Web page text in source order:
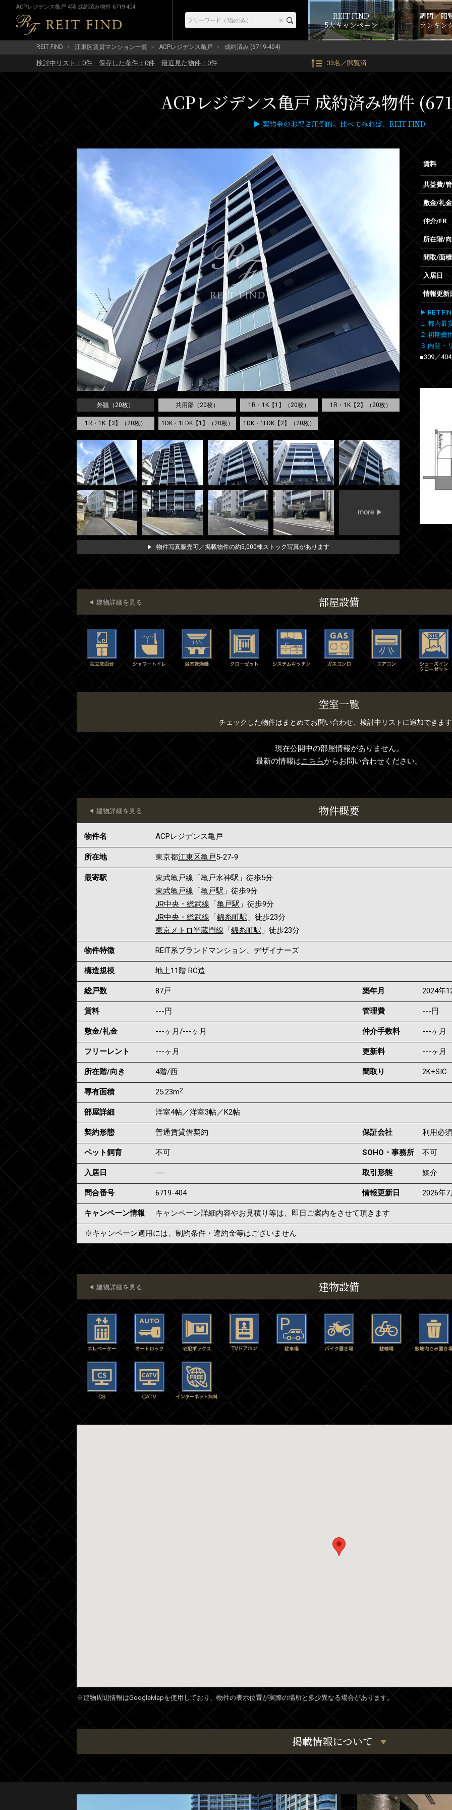
ACPレジデンス亀戸 4階 成約済み物件 6719-404
REIT FIND
5大キャンペーン
週間／閲
ランキン
REIT FIND 江東区賃貸マンション一覧 ACPレジデンス亀戸 成約済み (6719-404)
検討中リスト： 0件 保存した条件： 0件 最近見た物件： 0件 33名／閲覧済
ACPレジデンス亀戸 成約済み物件
▶ 契約金のお得さ圧倒的。比べてみれば、REIT FIND
外観（20枚） 共用部（20枚） 1R・1K【1】（20枚） 1R・1K【2】（20枚）
1R・1K【3】（20枚） 1DK・1LDK【1】（20枚） 1DK・1LDK【2】（20枚）
物件写真販売可／掲載物件の約5,000棟ストック写真があります
賃料
共益費/
敷金/礼金
仲介/FR
所在階/
間取/面積
入居日
情報更新
▶ REIT
１.都内最
２.初期費
３.内覧・
■309／
部屋設備
建物詳細を見る
空室一覧
チェックした物件はまとめてお問い合わせ、検討中リストに追加できま
現在公開中の部屋情報がありません。
最新の情報はこちらからお問い合わせください。
物件概要
建物詳細を見る
物件名 ACPレジデンス亀戸
所在地 東京都江東区亀戸5-27-9
最寄駅 東武亀戸線 「亀戸水神駅 」徒歩5分
東武亀戸線 「亀戸駅 」徒歩9分
JR中央・総武線 「亀戸駅 」徒歩9分
JR中央・総武線 「錦糸町駅 」徒歩23分
東京メトロ半蔵門線 「錦糸町駅 」徒歩23分
物件特徴 REIT系ブランドマンション、デザイナーズ
構造規模 地上11階 RC造
総戸数 87戸 築年月 2024年
賃料 ---円 管理費 ---円
敷金/礼金 ---ヶ月/---ヶ月 仲介手数料 ---ヶ月
フリーレント ---ヶ月 更新料 ---ヶ月
所在階/向き 4階/西 間取り 2K+SIC
専有面積 25.23m2
部屋詳細 洋室4帖／洋室3帖／K2帖
契約形態 普通賃貸借契約 保証会社 利用必須
ペット飼育 不可 SOHO・事務所 不可
入居日 --- 取引形態 媒介
問合番号 6719-404 情報更新日 2026年
キャンペーン情報 キャンペーン詳細内容やお見積り等は、即日ご案内をさせて頂きます
※キャンペーン適用には、制約条件・違約金等はございません
建物設備
建物詳細を見る
※建物周辺情報はGoogleMapを使用しており、物件の表示位置が実際の場所と多少異なる場合があります。
掲載情報について